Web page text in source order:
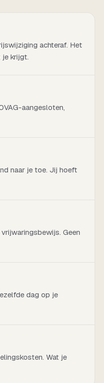
achteraf. Het
krijgt.
aangesloten,
naar je toe. Jij hoeft
Geen
dag op je
Wat je